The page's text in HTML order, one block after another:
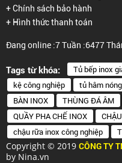
+ Chính sách bảo hành
+ Hình thức thanh toán
Đang online :7Tuần :6477
Tags từ khóa: Tủ bếp inox
kệ công nghiệp
tủ hâm
BÀN INOX
THÙNG ĐÁ ÂM
QUẦY PHA CHẾ INOX
chậu rữa inox công nghiệp
Copyright © 2019 CÔNG TY
by Nina.vn